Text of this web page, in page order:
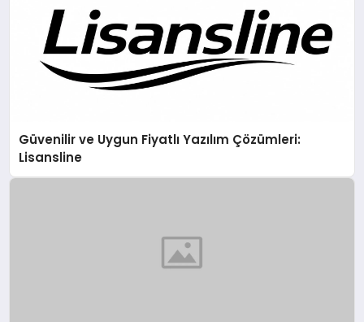
Güvenilir ve Uygun Fiyatlı Yazılım Çözümleri:
Lisansline